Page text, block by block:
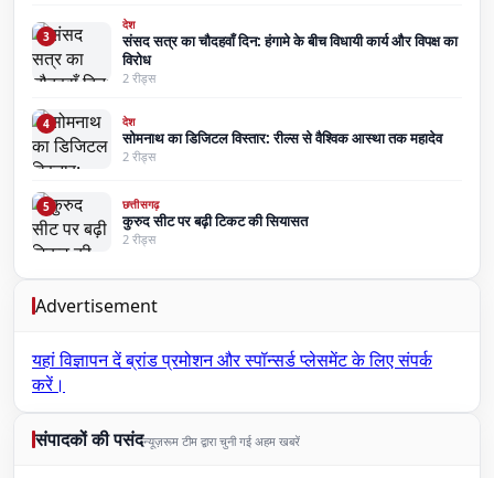
3
देश
संसद सत्र का चौदहवाँ दिन: हंगामे के बीच विधायी कार्य और विपक्ष का
विरोध
2 रीड्स
4 देश
सोमनाथ का डिजिटल विस्तार: रील्स से वैश्विक आस्था तक महादेव
2 रीड्स
5 छत्तीसगढ़
कुरुद सीट पर बढ़ी टिकट की सियासत
2 रीड्स
Advertisement
यहां विज्ञापन देंब्रांड प्रमोशन और स्पॉन्सर्ड प्लेसमेंट के लिए संपर्क
करें।
संपादकों की पसंदन्यूज़रूम टीम द्वारा चुनी गई अहम खबरें